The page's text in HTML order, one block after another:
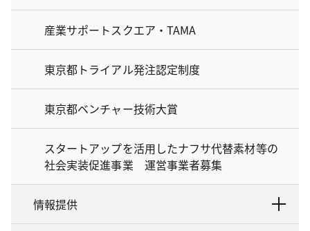
産業サポートスクエア・TAMA
東京都トライアル発注認定制度
東京都ベンチャー技術大賞
スタートアップを活用したナフサ代替素材等の
社会実装促進事業 運営事業者募集
情報提供